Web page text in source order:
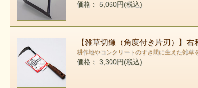
価格： 5,060円(税込)
【雑草切鎌（角度付き片刃）】
耕作地やコンクリートのすき間に生えた雑草
価格： 3,300円(税込)